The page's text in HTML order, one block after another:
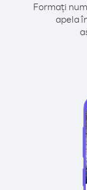
Formați
apela